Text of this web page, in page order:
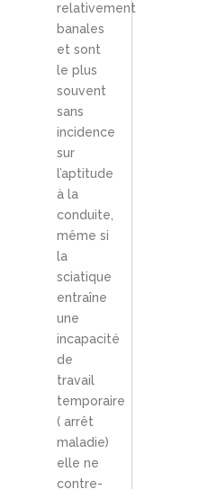
relativement
banales
et sont
le plus
souvent
sans
incidence
sur
l’aptitude
à la
conduite,
même si
la
sciatique
entraîne
une
incapacité
de
travail
temporaire
( arrêt
maladie)
elle ne
contre-